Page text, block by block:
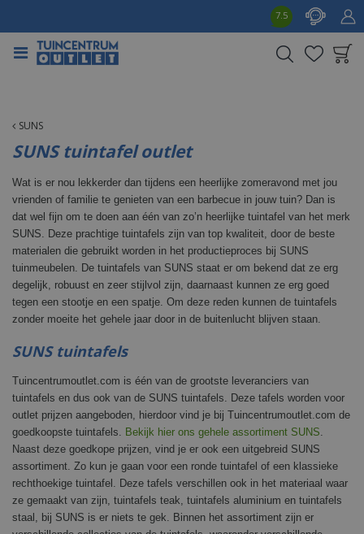
SUNS
7.5
SUNS tuintafel outlet
Wat is er nou lekkerder dan tijdens een heerlijke zomeravond met jou
vrienden of familie te genieten van een barbecue in jouw tuin? Dan is
dat wel fijn om te doen aan één van zo’n heerlijke tuintafel van het merk
SUNS. Deze prachtige tuintafels zijn van top kwaliteit, door de beste
materialen die gebruikt worden in het productieproces bij SUNS
tuinmeubelen. De tuintafels van SUNS staat er om bekend dat ze erg
degelijk, robuust en zeer stijlvol zijn, daarnaast kunnen ze erg goed
tegen een stootje en een spatje. Om deze reden kunnen de tuintafels
zonder moeite het gehele jaar door in de buitenlucht blijven staan.
SUNS tuintafels
Tuincentrumoutlet.com is één van de grootste leveranciers van
tuintafels en dus ook van de SUNS tuintafels. Deze tafels worden voor
outlet prijzen aangeboden, hierdoor vind je bij Tuincentrumoutlet.com de
goedkoopste tuintafels. Bekijk hier ons gehele assortiment SUNS.
Naast deze goedkope prijzen, vind je er ook een uitgebreid SUNS
assortiment. Zo kun je gaan voor een ronde tuintafel of een klassieke
rechthoekige tuintafel. Deze tafels verschillen ook in het materiaal waar
ze gemaakt van zijn, tuintafels teak, tuintafels aluminium en tuintafels
staal, bij SUNS is er niets te gek. Binnen het assortiment zijn er